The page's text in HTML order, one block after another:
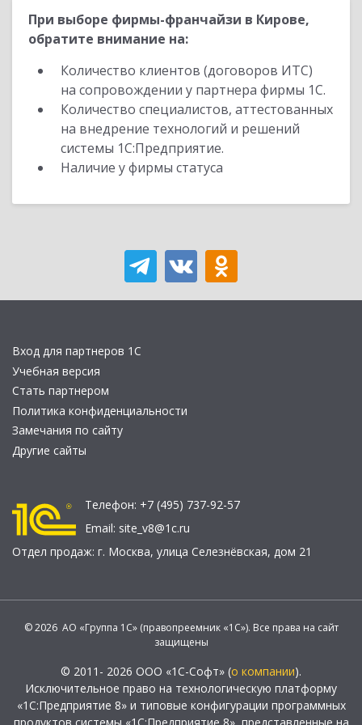
При выборе фирмы-франчайзи в Кирове,
обратите внимание на:
Количество клиентов (договоров ИТС)
на сопровождении у партнера фирмы 1С.
Количество специалистов, аттестованных
на внедрение технологий и решений
системы 1С:Предприятие.
Наличие у фирмы статуса
Вход для партнеров 1С
Учебная версия
Стать партнером
Политика конфиденциальности
Замечания по сайту
Другие сайты
Телефон: +7 (495) 737-92-57
Email: site_v8@1c.ru
Отдел продаж: г. Москва, улица Селезнёвская, дом 21
© 2026 АО «Группа 1С» (правопреемник «1С»). Все права на сайт
защищены
© 2011- 2026 ООО «1С-Софт» (о компании).
Исключительное право на технологическую платформу
«1С:Предприятие 8» и типовые конфигурации программных